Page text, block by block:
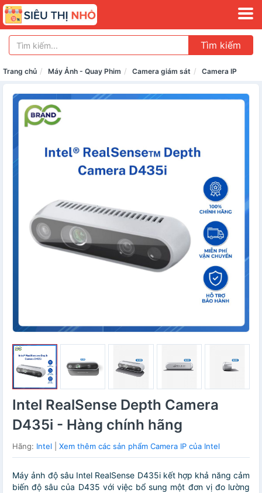
Tìm kiếm
Trang chủ Máy Ảnh - Quay Phim Camera giám sát Camera IP
Intel RealSense Depth Camera
D435i - Hàng chính hãng
Hãng: Intel Xem thêm các sản phẩm Camera IP của Intel
Máy ảnh độ sâu Intel RealSense D435i kết hợp khả năng cảm
biến độ sâu của D435 với việc bổ sung một đơn vị đo lường